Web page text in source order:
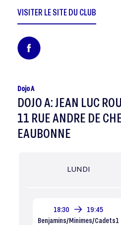
VISITER LE SITE DU CLUB
Dojo A
DOJO A: JEAN LUC
11 RUE ANDRE DE
EAUBONNE
LUNDI
18:30
19:45
Benjamins/Minimes/Cadets1